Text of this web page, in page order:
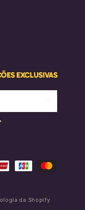
EXCLUSIVAS
da Shopify